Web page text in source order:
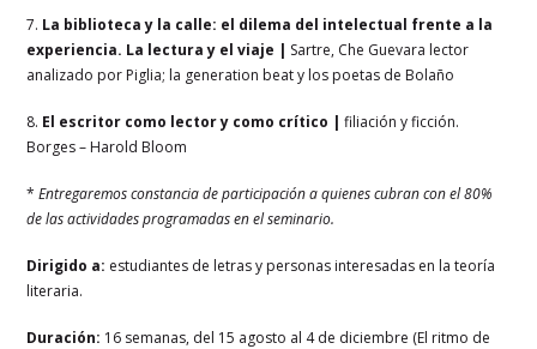
7. La biblioteca y la calle: el dilema del intelectual frente a la
experiencia. La lectura y el viaje | Sartre, Che Guevara lector
analizado por Piglia; la generation beat y los poetas de Bolaño
8. El escritor como lector y como crítico |filiación y ficción.
Borges – Harold Bloom
*Entregaremos constancia de participación a quienes cubran con el 80%
de las actividades programadas en el seminario.
Dirigido a: estudiantes de letras y personas interesadas en la teoría
literaria.
Duración: 16 semanas, del 15 agosto al 4 de diciembre (El ritmo de